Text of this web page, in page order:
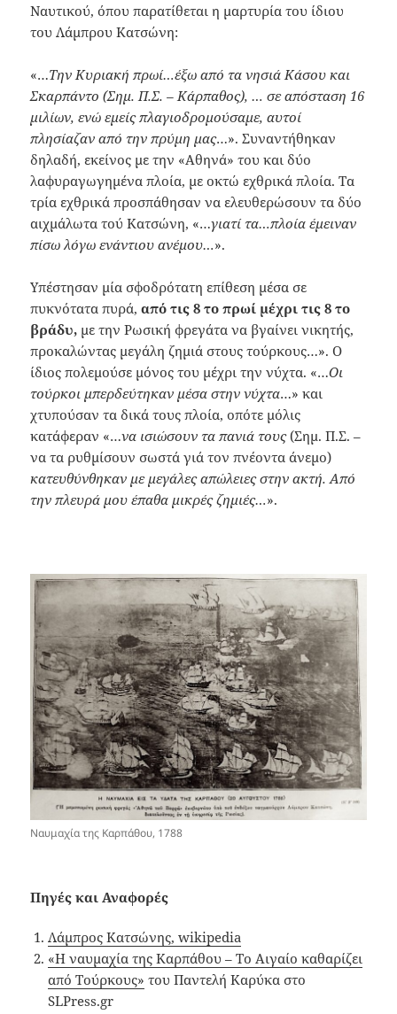
Ναυτικού, όπου παρατίθεται η μαρτυρία του ίδιου
του Λάμπρου Κατσώνη:
«…Την Κυριακή πρωί…έξω από τα νησιά Κάσου και
Σκαρπάντο (Σημ. Π.Σ. – Κάρπαθος), … σε απόσταση 16
μιλίων, ενώ εμείς πλαγιοδρομούσαμε, αυτοί
πλησίαζαν από την πρύμη μας…». Συναντήθηκαν
δηλαδή, εκείνος με την «Αθηνά» του και δύο
λαφυραγωγημένα πλοία, με οκτώ εχθρικά πλοία. Τα
τρία εχθρικά προσπάθησαν να ελευθερώσουν τα δύο
αιχμάλωτα τού Κατσώνη, «…γιατί τα…πλοία έμειναν
πίσω λόγω ενάντιου ανέμου…».
Υπέστησαν μία σφοδρότατη επίθεση μέσα σε
πυκνότατα πυρά,από τις 8 το πρωί μέχρι τις 8 το
βράδυ, με την Ρωσική φρεγάτα να βγαίνει νικητής,
προκαλώντας μεγάλη ζημιά στους τούρκους…». Ο
ίδιος πολεμούσε μόνος του μέχρι την νύχτα. «…Οι
τούρκοι μπερδεύτηκαν μέσα στην νύχτα…» και
χτυπούσαν τα δικά τους πλοία, οπότε μόλις
κατάφεραν «…να ισιώσουν τα πανιά τους(Σημ. Π.Σ. –
να τα ρυθμίσουν σωστά γιά τον πνέοντα άνεμο)
κατευθύνθηκαν με μεγάλες απώλειες στην ακτή. Από
την πλευρά μου έπαθα μικρές ζημιές…».
Ναυμαχία της Καρπάθου, 1788
Πηγές και Αναφορές
Λάμπρος Κατσώνης, wikipedia
«Η ναυμαχία της Καρπάθου – Το Αιγαίο καθαρίζει
από Τούρκους» του Παντελή Καρύκα στο
SLPress.gr